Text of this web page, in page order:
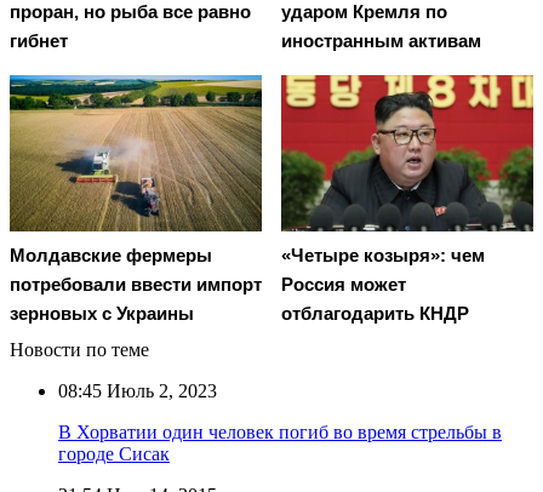
проран, но рыба все равно
гибнет
ударом Кремля по
иностранным активам
Молдавские фермеры
потребовали ввести импорт
зерновых с Украины
«Четыре козыря»: чем
Россия может
отблагодарить КНДР
Новости по теме
08:45 Июль 2, 2023
В Хорватии один человек погиб во время стрельбы в
городе Сисак